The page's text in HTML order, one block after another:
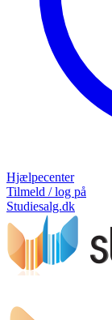
Hjælpecenter
Tilmeld / log på
Studiesalg.dk